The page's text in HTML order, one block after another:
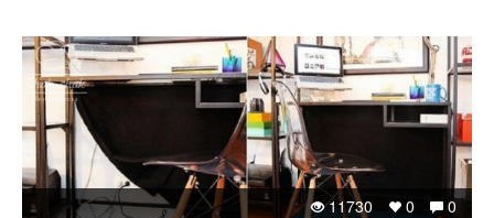
0
0
11730